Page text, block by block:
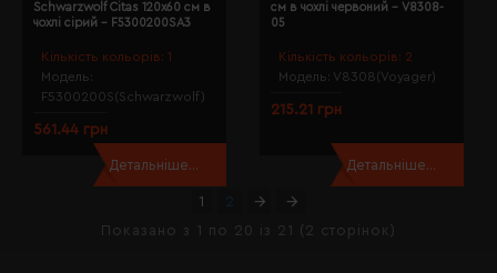
Кількість кольорів: 1
Модель:
F5300200S(Schwarzwolf)
Schwarzwolf Citas 120х60 см в
чохлі сірий - F5300200SA3
561.44 грн
Детальніше...
Кількість кольорів: 2
Модель: V8308(Voyager)
см в чохлі червоний - V8308-
05
215.21 грн
Детальніше...
1
2
Показано з 1 по 20 із 21 (2 сторінок)